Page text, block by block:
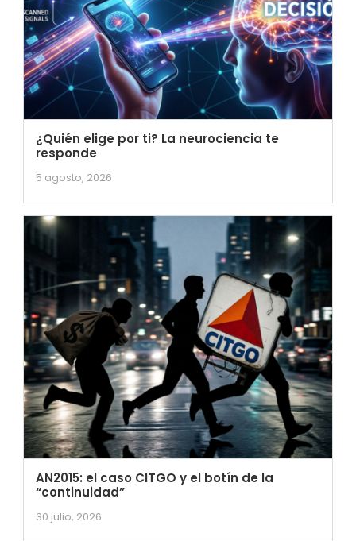
¿Quién elige por ti? La neurociencia te
responde
5 agosto, 2026
AN2015: el caso CITGO y el botín de la
“continuidad”
30 julio, 2026